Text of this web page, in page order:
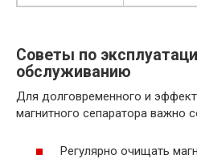
Советы по
обслуживанию
Для долговременного и
магнитного сепаратора важно
Регулярно очищать